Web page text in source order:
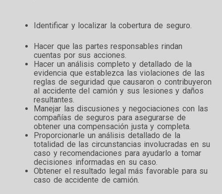
Identificar y localizar la cobertura de seguro.
Hacer que las partes responsables rindan
cuentas por sus acciones.
Hacer un análisis completo y detallado de la
evidencia que establezca las violaciones de las
reglas de seguridad que causaron o contribuyeron
al accidente del camión y sus lesiones y daños
resultantes.
Manejar las discusiones y negociaciones con las
compañías de seguros para asegurarse de
obtener una compensación justa y completa.
Proporcionarle un análisis detallado de la
totalidad de las circunstancias involucradas en su
caso y recomendaciones para ayudarlo a tomar
decisiones informadas en su caso.
Obtener el resultado legal más favorable para su
caso de accidente de camión.